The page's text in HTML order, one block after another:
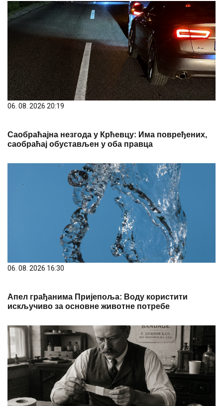
06. 08. 2026 20:19
Саобраћајна незгода у Крћевцу: Има повређених,
саобраћај обустављен у оба правца
06. 08. 2026 16:30
Апел грађанима Пријепоља: Воду користити
искључиво за основне животне потребе